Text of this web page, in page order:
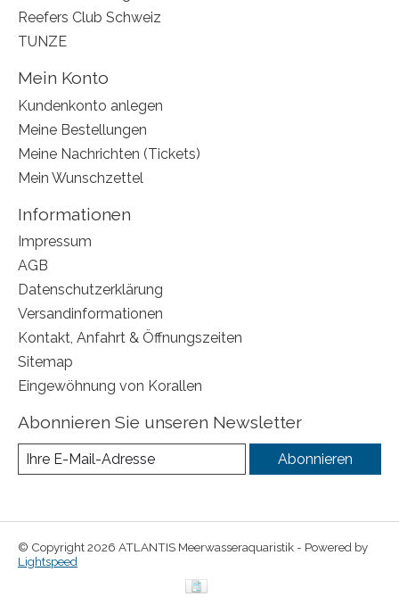
Reefers Club Schweiz
TUNZE
Mein Konto
Kundenkonto anlegen
Meine Bestellungen
Meine Nachrichten (Tickets)
Mein Wunschzettel
Informationen
Impressum
AGB
Datenschutzerklärung
Versandinformationen
Kontakt, Anfahrt & Öffnungszeiten
Sitemap
Eingewöhnung von Korallen
Abonnieren Sie unseren Newsletter
Abonnieren
© Copyright 2026 ATLANTIS Meerwasseraquaristik - Powered by
Lightspeed